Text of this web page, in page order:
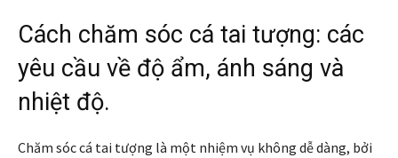
Cách chăm sóc cá tai tượng: các
yêu cầu về độ ẩm, ánh sáng và
nhiệt độ.
Chăm sóc cá tai tượng là một nhiệm vụ không dễ dàng, bởi